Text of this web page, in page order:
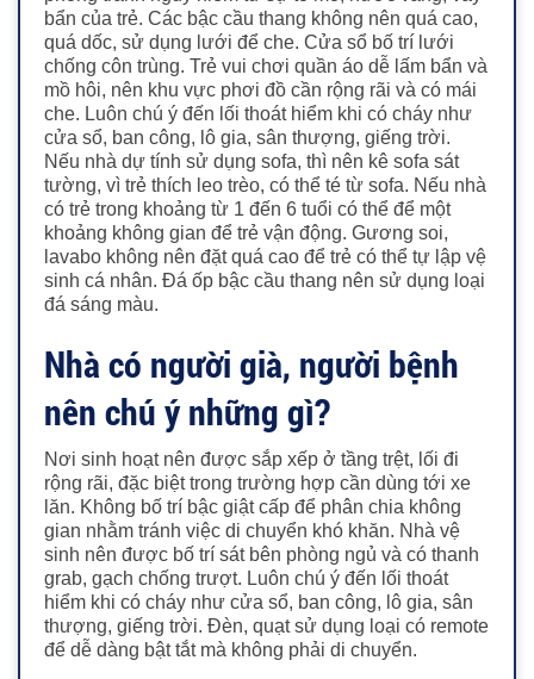
bẩn của trẻ. Các bậc cầu thang không nên quá cao,
quá dốc, sử dụng lưới để che. Cửa sổ bố trí lưới
chống côn trùng. Trẻ vui chơi quần áo dễ lấm bẩn và
mồ hôi, nên khu vực phơi đồ cần rộng rãi và có mái
che. Luôn chú ý đến lối thoát hiểm khi có cháy như
cửa sổ, ban công, lô gia, sân thượng, giếng trời.
Nếu nhà dự tính sử dụng sofa, thì nên kê sofa sát
tường, vì trẻ thích leo trèo, có thể té từ sofa. Nếu nhà
có trẻ trong khoảng từ 1 đến 6 tuổi có thể để một
khoảng không gian để trẻ vận động. Gương soi,
lavabo không nên đặt quá cao để trẻ có thể tự lập vệ
sinh cá nhân. Đá ốp bậc cầu thang nên sử dụng loại
đá sáng màu.
Nhà có người già, người bệnh
nên chú ý những gì?
Nơi sinh hoạt nên được sắp xếp ở tầng trệt, lối đi
rộng rãi, đặc biệt trong trường hợp cần dùng tới xe
lăn. Không bố trí bậc giật cấp để phân chia không
gian nhằm tránh việc di chuyển khó khăn. Nhà vệ
sinh nên được bố trí sát bên phòng ngủ và có thanh
grab, gạch chống trượt. Luôn chú ý đến lối thoát
hiểm khi có cháy như cửa sổ, ban công, lô gia, sân
thượng, giếng trời. Đèn, quạt sử dụng loại có remote
để dễ dàng bật tắt mà không phải di chuyển.